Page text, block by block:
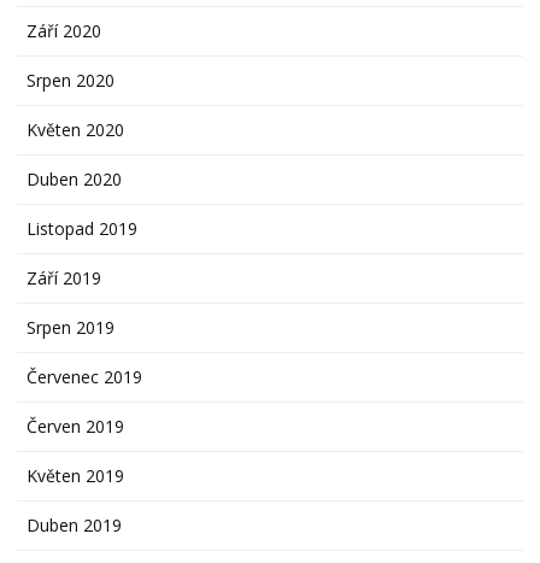
Září 2020
Srpen 2020
Květen 2020
Duben 2020
Listopad 2019
Září 2019
Srpen 2019
Červenec 2019
Červen 2019
Květen 2019
Duben 2019